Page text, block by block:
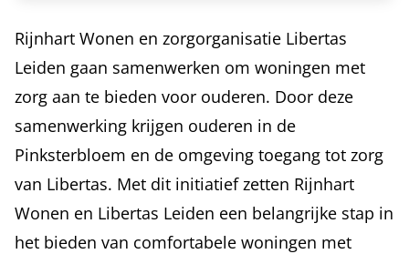
Rijnhart Wonen en zorgorganisatie Libertas
Leiden gaan samenwerken om woningen met
zorg aan te bieden voor ouderen. Door deze
samenwerking krijgen ouderen in de
Pinksterbloem en de omgeving toegang tot zorg
van Libertas. Met dit initiatief zetten Rijnhart
Wonen en Libertas Leiden een belangrijke stap in
het bieden van comfortabele woningen met